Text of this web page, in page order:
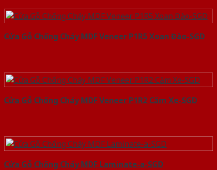
Cửa Gỗ Chống Cháy MDF Veneer P1R5 Xoan Đào-SGD
Cửa Gỗ Chống Cháy MDF Veneer P1R2 Căm Xe-SGD
Cửa Gỗ Chống Cháy MDF Laminate-a-SGD